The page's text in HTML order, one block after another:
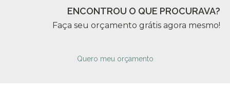
ENCONTROU O QUE PROCURAVA?
Faça seu orçamento grátis agora mesmo!
Quero meu orçamento